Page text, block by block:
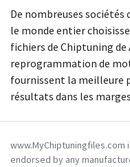
De nombreuses
le monde entier
fichiers de Chiptuning
reprogrammation de
fournissent la meilleure
résultats dans les
endorsed by any